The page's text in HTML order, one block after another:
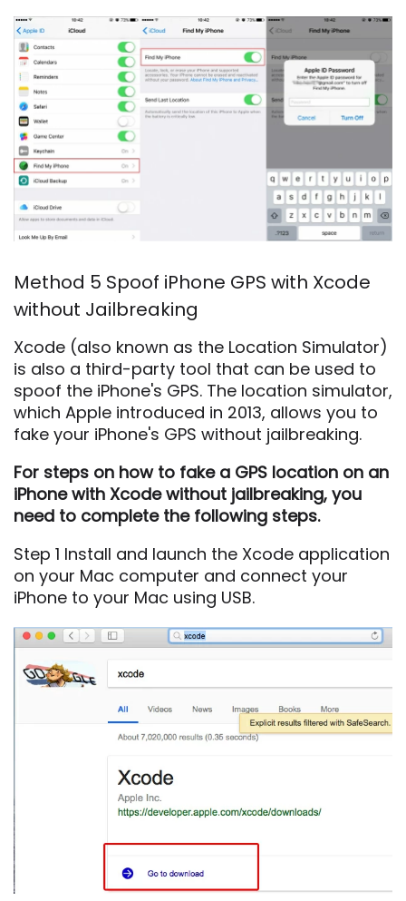
Method 5 Spoof iPhone GPS with Xcode
without Jailbreaking
Xcode (also known as the Location Simulator)
is also a third-party tool that can be used to
spoof the iPhone's GPS. The location simulator,
which Apple introduced in 2013, allows you to
fake your iPhone's GPS without jailbreaking.
For steps on how to fake a GPS location on an
iPhone with Xcode without jailbreaking, you
need to complete the following steps.
Step 1 Install and launch the Xcode application
on your Mac computer and connect your
iPhone to your Mac using USB.